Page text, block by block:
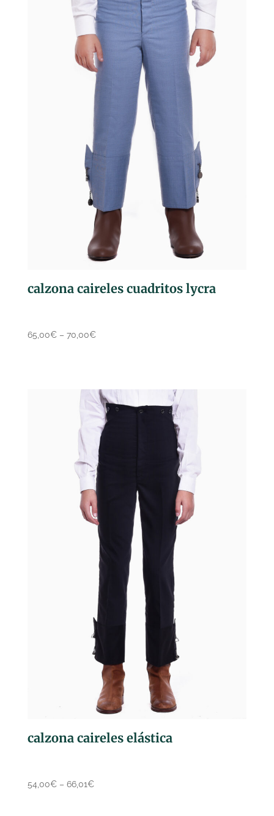
calzona caireles cuadritos lycra
65,00€– 70,00€
calzona caireles elástica
54,00€– 66,01€